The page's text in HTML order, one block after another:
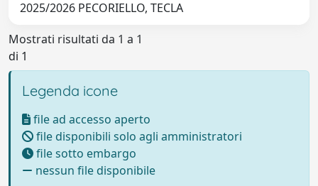
2025/2026 PECORIELLO, TECLA
Mostrati risultati da 1 a 1
di 1
Legenda icone
file ad accesso aperto
file disponibili solo agli amministratori
file sotto embargo
nessun file disponibile